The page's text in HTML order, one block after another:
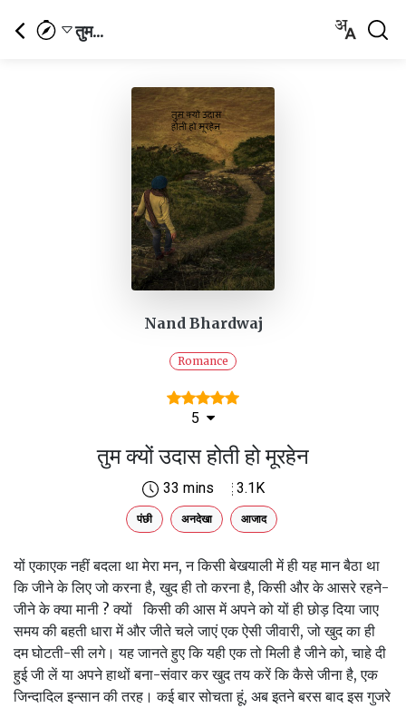
तुम...
Nand Bhardwaj
Romance
5
तुम क्‍यों उदास होती हो मूरहेन
33 mins 3.1K
पंछी अनदेखा आजाद
यों एकाएक नहीं बदला था मेरा मन, न किसी बेखयाली में ही यह मान बैठा था
कि जीने के लिए जो करना है, खुद ही तो करना है, किसी और के आसरे रहने-
जीने के क्‍या मानी ? क्‍यों किसी की आस में अपने को यों ही छोड़ दिया जाए
समय की बहती धारा में और जीते चले जाएं एक ऐसी जीवारी, जो खुद का ही
दम घोटती-सी लगे। यह जानते हुए कि यही एक तो मिली है जीने को, चाहे दी
हुई जी लें या अपने हाथों बना-संवार कर खुद तय करें कि कैसे जीना है, एक
जिन्‍दादिल इन्‍सान की तरह। कई बार सोचता हूं, अब इतने बरस बाद इस गुजरे